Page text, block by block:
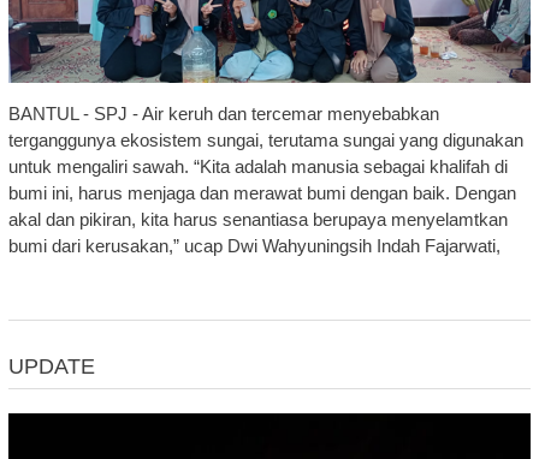
BANTUL - SPJ - Air keruh dan tercemar menyebabkan
terganggunya ekosistem sungai, terutama sungai yang digunakan
untuk mengaliri sawah. “Kita adalah manusia sebagai khalifah di
bumi ini, harus menjaga dan merawat bumi dengan baik. Dengan
akal dan pikiran, kita harus senantiasa berupaya menyelamtkan
bumi dari kerusakan,” ucap Dwi Wahyuningsih Indah Fajarwati,
UPDATE